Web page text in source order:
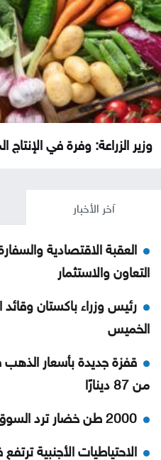
وزير الزراعة: وفرة في الإنتاج
آخر الأخبار
العقبة الاقتصادية
التعاون والاستثمار
رئيس وزراء باكستان
الخميس
من 87 دينارًا
2000 طن خضار ترد السوق المركزي الخميس